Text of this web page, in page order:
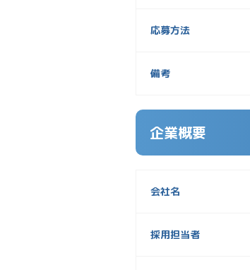
応募方法
備考
企業概要
会社名
採用担当者